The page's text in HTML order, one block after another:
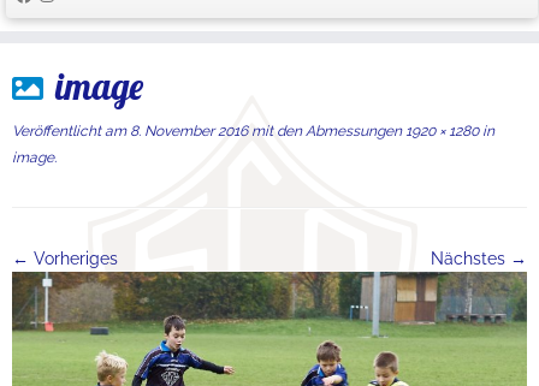
Inhalt
image
Veröffentlicht am 8. November 2016mit den Abmessungen1920 × 1280in
image.
← Vorheriges Nächstes →